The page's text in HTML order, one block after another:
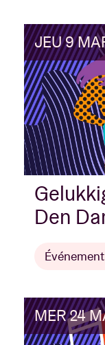
JEU 9
Den
MER 24